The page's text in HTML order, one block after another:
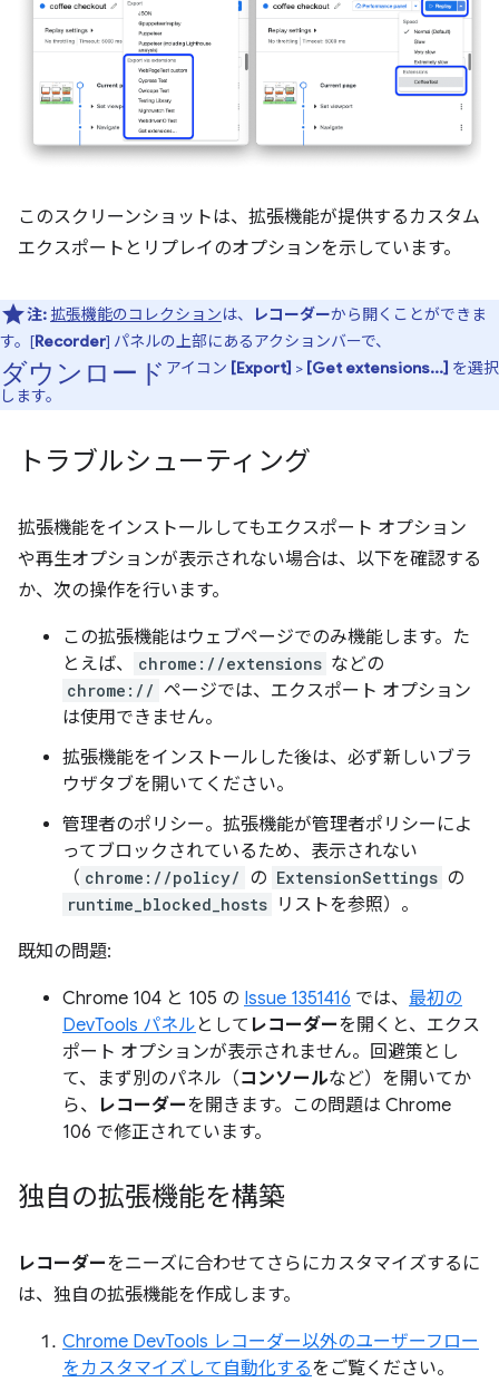
このスクリーンショットは、拡張機能が提供するカスタム
エクスポートとリプレイのオプションを示しています。
注: 拡張機能のコレクションは、 レコーダーから開くことができま
す。[Recorder] パネルの上部にあるアクションバーで、
ダウンロード アイコン [Export] > [Get extensions...] を選択
します。
トラブルシューティング
拡張機能をインストールしてもエクスポート オプション
や再生オプションが表示されない場合は、以下を確認する
か、次の操作を行います。
この拡張機能はウェブページでのみ機能します。た
とえば、
chrome://extensions などの
chrome:// ページでは、エクスポート オプション
は使用できません。
拡張機能をインストールした後は、必ず新しいブラ
ウザタブを開いてください。
管理者のポリシー。拡張機能が管理者ポリシーによ
ってブロックされているため、表示されない
（ chrome://policy/ の ExtensionSettings の
runtime_blocked_hosts リストを参照）。
既知の問題:
Chrome 104 と 105 の Issue 1351416 では、 最初の
DevTools パネル として レコーダーを開くと、エクス
ポート オプションが表示されません。回避策とし
て、まず別のパネル（コンソールなど）を開いてか
ら、
レコーダーを開きます。この問題は Chrome
106 で修正されています。
独自の拡張機能を構築
レコーダーをニーズに合わせてさらにカスタマイズするに
は、独自の拡張機能を作成します。
Chrome DevTools レコーダー以外のユーザーフロー
をカスタマイズして自動化するをご覧ください。